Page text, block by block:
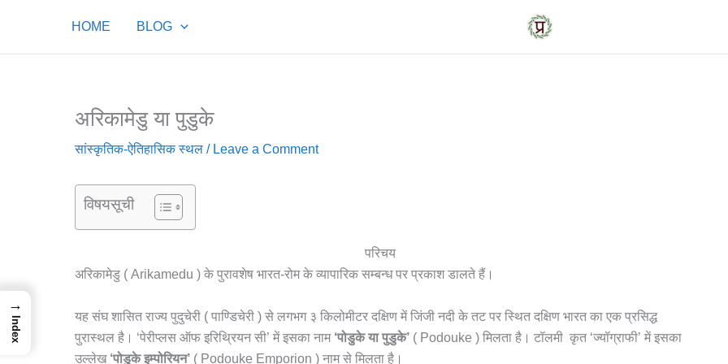
content
HOME BLOG
अरिकामेडु या पुडुके
सांस्कृतिक-ऐतिहासिक स्थल / Leave a Comment
विषयसूची
परिचय
अरिकामेडु ( Arikamedu ) के पुरावशेष भारत-रोम के व्यापारिक सम्बन्ध पर प्रकाश डालते हैं।
यह संघ शासित राज्य पुदुचेरी ( पाण्डिचेरी ) से लगभग ३ किलोमीटर दक्षिण में जिंजी नदी के तट पर स्थित दक्षिण भारत का एक प्रसिद्ध
पुरास्थल है। ‘पेरीप्लस ऑफ इरिथ्रियन सी’ में इसका नाम ‘पोडुके या पुडुके’ ( Podouke ) मिलता है। टॉलमी कृत ‘ज्यॉग्राफी’ में इसका
उल्लेख ‘पोडुके इम्पोरियन’ ( Podouke Emporion ) नाम से मिलता है।
→
Index